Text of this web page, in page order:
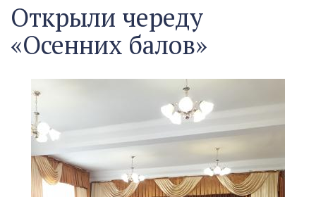
Открыли череду
«Осенних балов»